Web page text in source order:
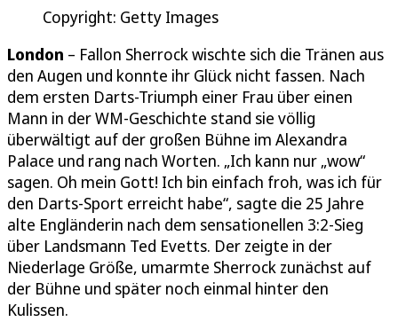
Copyright: Getty Images
London – Fallon Sherrock wischte sich die Tränen aus
den Augen und konnte ihr Glück nicht fassen. Nach
dem ersten Darts-Triumph einer Frau über einen
Mann in der WM-Geschichte stand sie völlig
überwältigt auf der großen Bühne im Alexandra
Palace und rang nach Worten. „Ich kann nur „wow“
sagen. Oh mein Gott! Ich bin einfach froh, was ich für
den Darts-Sport erreicht habe“, sagte die 25 Jahre
alte Engländerin nach dem sensationellen 3:2-Sieg
über Landsmann Ted Evetts. Der zeigte in der
Niederlage Größe, umarmte Sherrock zunächst auf
der Bühne und später noch einmal hinter den
Kulissen.